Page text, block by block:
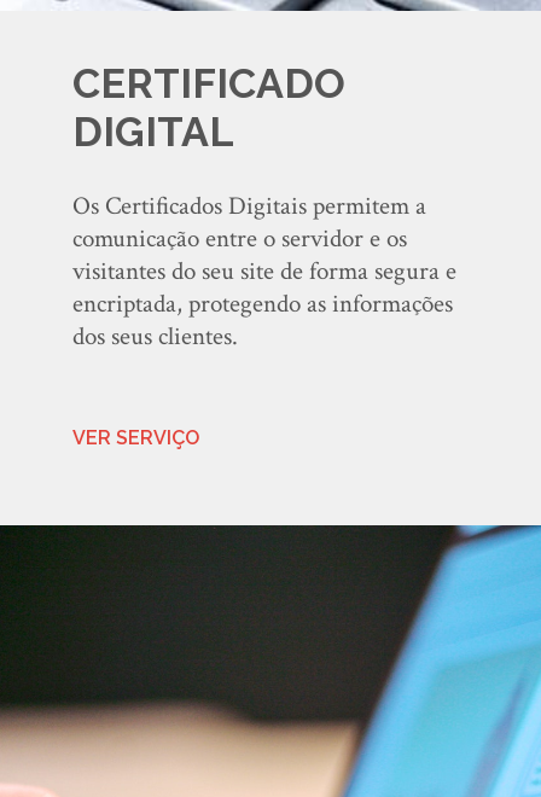
CERTIFICADO
DIGITAL
Os Certificados Digitais permitem a
comunicação entre o servidor e os
visitantes do seu site de forma segura e
encriptada, protegendo as informações
dos seus clientes.
VER SERVIÇO